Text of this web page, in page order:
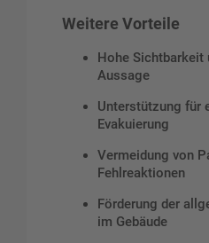
Weitere Vorteile
Hohe Sichtbarkeit
Aussage
Unterstützung für
Evakuierung
Vermeidung von
Fehlreaktionen
Förderung der
im Gebäude